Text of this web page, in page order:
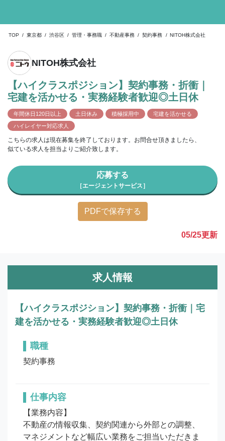
TOP / 東京都 / 渋谷区 / 管理・事務職 / 不動産事務 / 契約事務 / NITOH株式会社
NITOH株式会社
【ハイクラスポジション】契約事務・折衝｜
宅建を活かせる・実務経験者歓迎◎土日休
年間休日120日以上 土日休み 積極採用中
宅建を活かせる
ハイレイヤー対応求人
こちらの求人は現在募集を終了しております。お問合せ頂きましたら、
似ている求人を担当よりご紹介致します。
応募する
［エージェントサービス］
PDFで保存する
05/25更新
求人情報
【ハイクラスポジション】契約事務・折衝｜宅
建を活かせる・実務経験者歓迎◎土日休
職種
契約事務
仕事内容
【業務内容】
不動産の情報収集、契約関連から外部との調整、
マネジメントなど幅広い業務をご担当いただきま